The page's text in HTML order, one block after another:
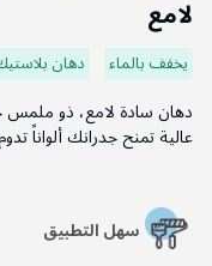
لامع
يخفف بالماء دهان
دهان سادة لامع، ذو ملمس
عالية تمنح جدرانك ألواناً
سهل التطبيق
معرض
الصور